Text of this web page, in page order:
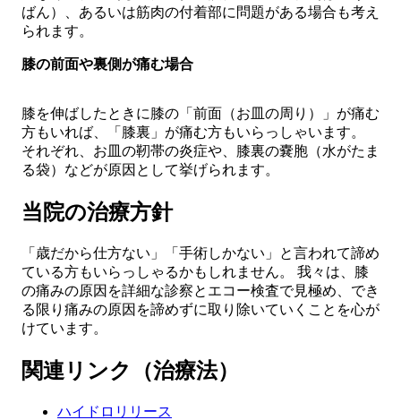
ばん）、あるいは筋肉の付着部に問題がある場合も考え
られます。
膝の前面や裏側が痛む場合
膝を伸ばしたときに膝の「前面（お皿の周り）」が痛む
方もいれば、「膝裏」が痛む方もいらっしゃいます。
それぞれ、お皿の靭帯の炎症や、膝裏の嚢胞（水がたま
る袋）などが原因として挙げられます。
当院の治療方針
「歳だから仕方ない」「手術しかない」と言われて諦め
ている方もいらっしゃるかもしれません。 我々は、膝
の痛みの原因を詳細な診察と エコー検査で見極め、でき
る限り痛みの原因を諦めずに取り除いていくことを心が
けています。
関連リンク（治療法）
ハイドロリリース